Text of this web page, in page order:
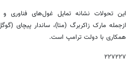
این تحولات نشانه تمایل غول‌های فناوری
ازجمله مارک زاکربرگ (متا)، ساندار پیچای
همکاری با دولت ترامپ است.
۲۲۷۲۲۷